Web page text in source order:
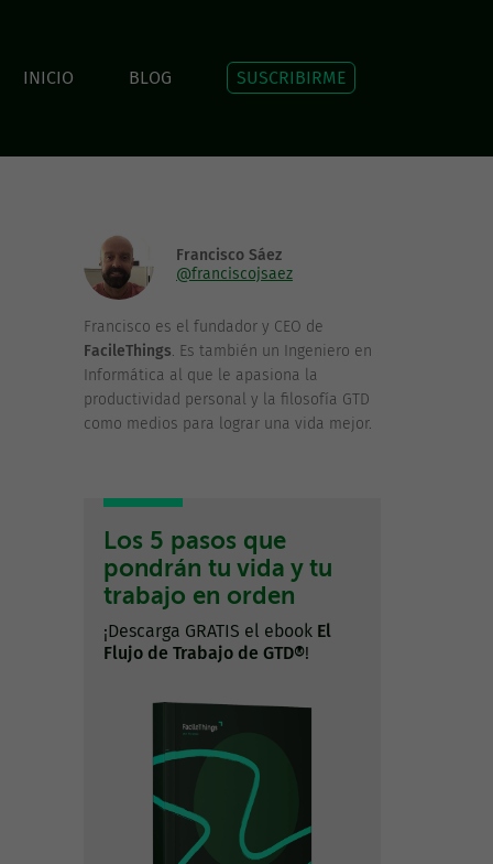
INICIO BLOG SUSCRIBIRME
Francisco Sáez
@franciscojsaez
Francisco es el fundador y CEO de
FacileThings. Es también un Ingeniero en
Informática al que le apasiona la
productividad personal y la filosofía GTD
como medios para lograr una vida mejor.
Los 5 pasos que
pondrán tu vida y tu
trabajo en orden
¡Descarga GRATIS el ebook El
Flujo de Trabajo de GTD®!